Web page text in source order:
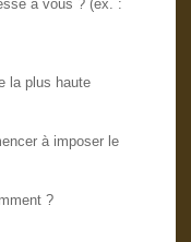
à vous ? (ex. :
la plus haute
à imposer le
?